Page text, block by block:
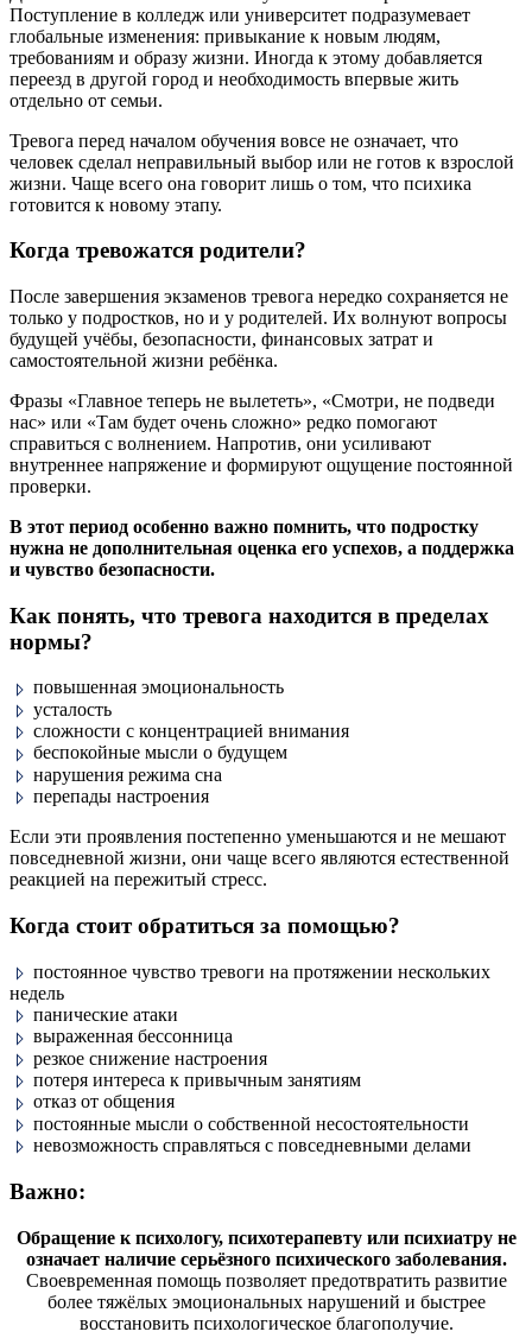
Поступление в колледж или университет подразумевает
глобальные изменения: привыкание к новым людям,
требованиям и образу жизни. Иногда к этому добавляется
переезд в другой город и необходимость впервые жить
отдельно от семьи.
Тревога перед началом обучения вовсе не означает, что
человек сделал неправильный выбор или не готов к взрослой
жизни. Чаще всего она говорит лишь о том, что психика
готовится к новому этапу.
Когда тревожатся родители?
После завершения экзаменов тревога нередко сохраняется не
только у подростков, но и у родителей. Их волнуют вопросы
будущей учёбы, безопасности, финансовых затрат и
самостоятельной жизни ребёнка.
Фразы «Главное теперь не вылететь», «Смотри, не подведи
нас» или «Там будет очень сложно» редко помогают
справиться с волнением. Напротив, они усиливают
внутреннее напряжение и формируют ощущение постоянной
проверки.
В этот период особенно важно помнить, что подростку
нужна не дополнительная оценка его успехов, а поддержка
и чувство безопасности.
Как понять, что тревога находится в пределах
нормы?
повышенная эмоциональность
усталость
сложности с концентрацией внимания
беспокойные мысли о будущем
нарушения режима сна
перепады настроения
Если эти проявления постепенно уменьшаются и не мешают
повседневной жизни, они чаще всего являются естественной
реакцией на пережитый стресс.
Когда стоит обратиться за помощью?
постоянное чувство тревоги на протяжении нескольких
недель
панические атаки
выраженная бессонница
резкое снижение настроения
потеря интереса к привычным занятиям
отказ от общения
постоянные мысли о собственной несостоятельности
невозможность справляться с повседневными делами
Важно:
Обращение к психологу, психотерапевту или психиатру не
означает наличие серьёзного психического заболевания.
Своевременная помощь позволяет предотвратить развитие
более тяжёлых эмоциональных нарушений и быстрее
восстановить психологическое благополучие.